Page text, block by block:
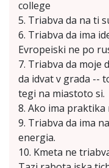
college
5. Triabva da na ti
6. Triabva da ima
Evropeiski ne po
7. Triabva da moje
da idvat v grada --
tegi na miastoto si.
8. Ako ima
9. Triabva da ima
energia.
10. Kmeta ne